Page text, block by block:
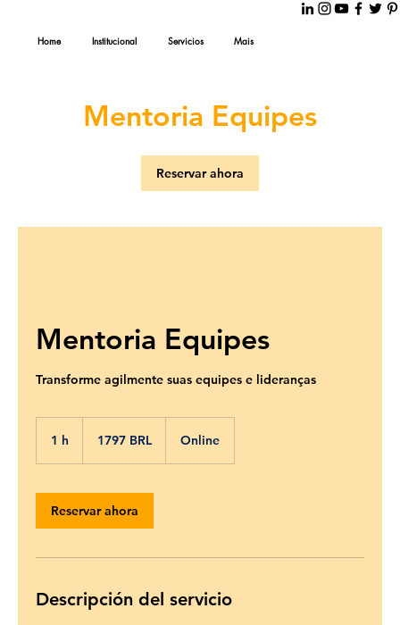
Home Institucional Servicios Mais
Mentoria Equipes
Reservar ahora
Mentoria Equipes
Transforme agilmente suas equipes e lideranças
1 h
brasileños
1797 BRL Online
Reservar ahora
Descripción del servicio